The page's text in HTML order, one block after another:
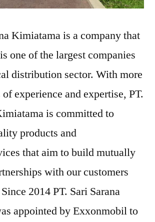
Kimiatama is a company that
one of the largest companies
distribution sector. With more
experience and expertise, PT.
is committed to
products and
that aim to build mutually
with our customers
2014 PT. Sari Sarana
appointed by Exxonmobil to